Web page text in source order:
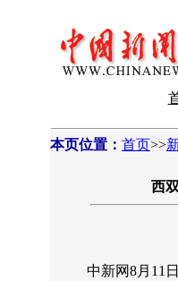
本页位置： 首页>>
西
中新网8月11日